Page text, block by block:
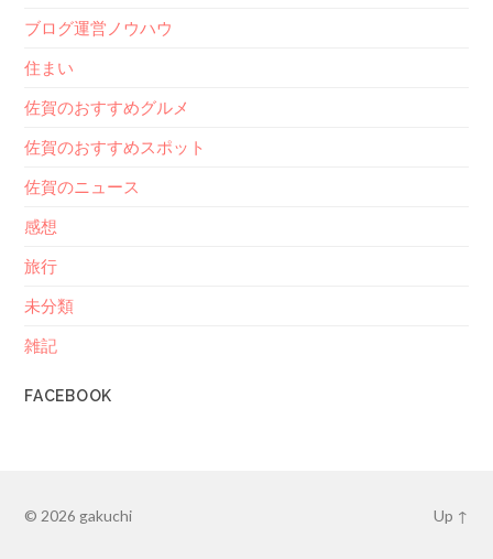
ブログ運営ノウハウ
住まい
佐賀のおすすめグルメ
佐賀のおすすめスポット
佐賀のニュース
感想
旅行
未分類
雑記
FACEBOOK
© 2026 gakuchi Up ↑